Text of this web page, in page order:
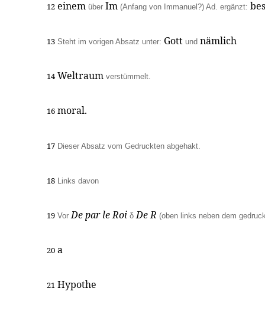
12 einem über Im (Anfang von Immanuel?) Ad. ergänzt:
13 Steht im vorigen Absatz unter: Gott und nämlich
14 Weltraum verstümmelt.
16 moral.
17 Dieser Absatz vom Gedruckten abgehakt.
18 Links davon
19 Vor De par le Roi δ De R (oben links neben dem
20 a
21 Hypothe